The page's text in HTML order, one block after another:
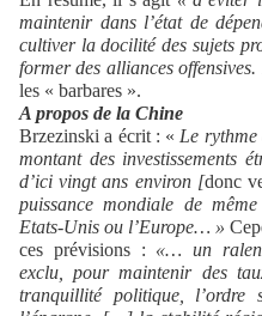
maintenir dans l’état de
cultiver la docilité des sujets
former des alliances offensives.
les « barbares ».
A propos de la Chine
Brzezinski a écrit : « Le rythme
montant des investissements
d’ici vingt ans environ [donc
puissance mondiale de
Etats-Unis ou l’Europe… »
ces prévisions : «… un
exclu, pour maintenir des
tranquillité politique,